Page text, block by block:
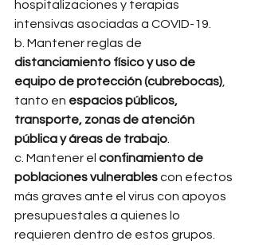
hospitalizaciones y terapias
intensivas asociadas a COVID-19.
b. Mantener reglas de
distanciamiento físico y uso de
equipo de protección (cubrebocas)
tanto en espacios públicos,
transporte, zonas de atención
pública y áreas de trabajo
c. Mantener el confinamiento de
poblaciones vulnerables con efectos
más graves ante el virus con apoyos
presupuestales a quienes lo
requieren dentro de estos grupos.